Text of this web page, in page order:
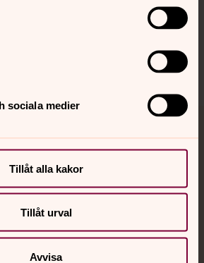
sociala medier
Tillåt alla kakor
Tillåt urval
Avvisa
Prata eller chatta anonymt
och nätter.